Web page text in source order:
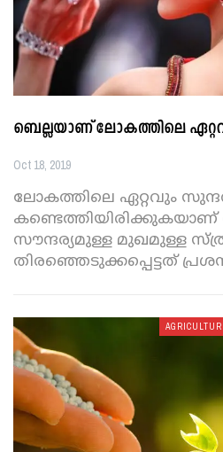
ബെല്ലയാണ് ലോകത്തിലെ
Oct 18, 2019
ലോകത്തിലെ ഏറ്റവും
കണ്ടെത്തിയിരിക്കുകയാണ്
സൗന്ദര്യമുള്ള മുഖമുള്ള
തിരഞ്ഞെടുക്കപ്പെട്ടത്